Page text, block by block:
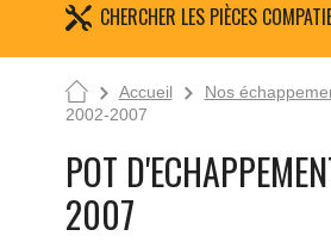
CHERCHER LES PIÈCES
Accueil Nos
2002-2007
POT
2007